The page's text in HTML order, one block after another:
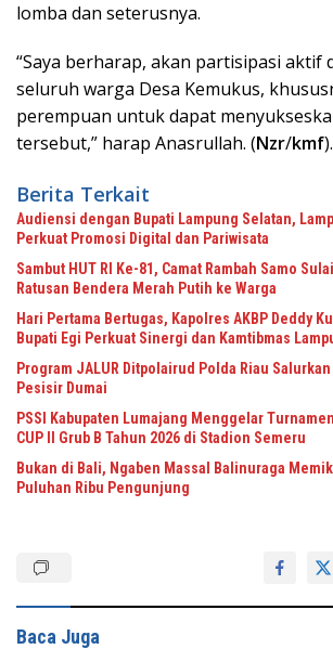
lomba dan seterusnya.
“Saya berharap, akan partisipasi aktif
seluruh warga Desa Kemukus,
perempuan untuk dapat
tersebut,” harap Anasrullah. (Nzr/kmf).
Berita Terkait
Audiensi dengan Bupati Lampung Selatan,
Perkuat Promosi Digital dan Pariwisata
Sambut HUT RI Ke-81, Camat Rambah Samo
Ratusan Bendera Merah Putih ke Warga
Hari Pertama Bertugas, Kapolres AKBP Deddy
Bupati Egi Perkuat Sinergi dan Kamtibmas
Program JALUR Ditpolairud Polda Riau
Pesisir Dumai
PSSI Kabupaten Lumajang Menggelar Turnamen
CUP II Grub B Tahun 2026 di Stadion Semeru
Bukan di Bali, Ngaben Massal Balinuraga
Puluhan Ribu Pengunjung
Baca Juga